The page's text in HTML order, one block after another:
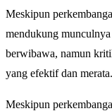
Meskipun
mendukung
berwibawa, namun
yang efektif dan merata.
Meskipun